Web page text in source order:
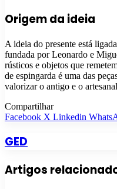
Origem da ideia
A ideia do presente está
fundada por Leonardo e
rústicos e objetos que
de espingarda é uma das
valorizar o antigo e o
Compartilhar
Facebook X Linkedin
GED
Artigos